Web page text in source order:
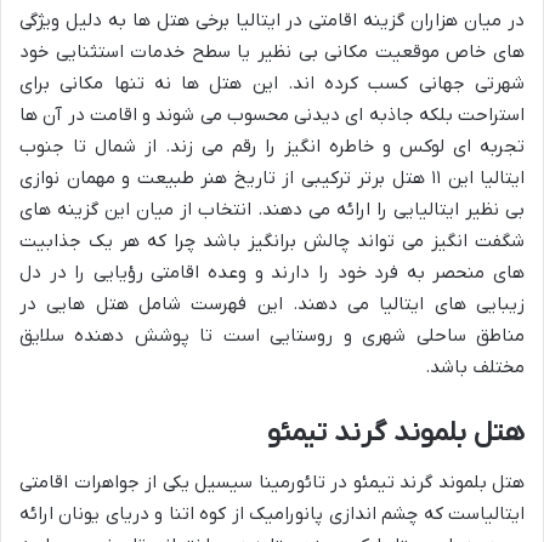
در میان هزاران گزینه اقامتی در ایتالیا برخی هتل ها به دلیل ویژگی
های خاص موقعیت مکانی بی نظیر یا سطح خدمات استثنایی خود
شهرتی جهانی کسب کرده اند. این هتل ها نه تنها مکانی برای
استراحت بلکه جاذبه ای دیدنی محسوب می شوند و اقامت در آن ها
تجربه ای لوکس و خاطره انگیز را رقم می زند. از شمال تا جنوب
ایتالیا این ۱۱ هتل برتر ترکیبی از تاریخ هنر طبیعت و مهمان نوازی
بی نظیر ایتالیایی را ارائه می دهند. انتخاب از میان این گزینه های
شگفت انگیز می تواند چالش برانگیز باشد چرا که هر یک جذابیت
های منحصر به فرد خود را دارند و وعده اقامتی رؤیایی را در دل
زیبایی های ایتالیا می دهند. این فهرست شامل هتل هایی در
مناطق ساحلی شهری و روستایی است تا پوشش دهنده سلایق
مختلف باشد.
هتل بلموند گرند تیمئو
هتل بلموند گرند تیمئو در تائورمینا سیسیل یکی از جواهرات اقامتی
ایتالیاست که چشم اندازی پانورامیک از کوه اتنا و دریای یونان ارائه